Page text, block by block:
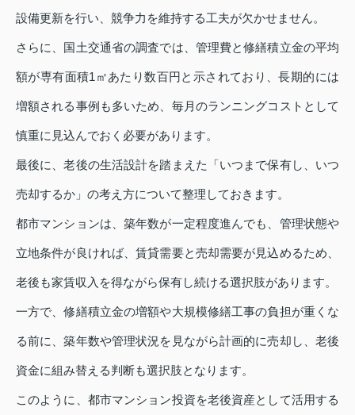
設備更新を行い、競争力を維持する工夫が欠かせません。
さらに、国土交通省の調査では、管理費と修繕積立金の平均
額が専有面積1㎡あたり数百円と示されており、長期的には
増額される事例も多いため、毎月のランニングコストとして
慎重に見込んでおく必要があります。
最後に、老後の生活設計を踏まえた「いつまで保有し、いつ
売却するか」の考え方について整理しておきます。
都市マンションは、築年数が一定程度進んでも、管理状態や
立地条件が良ければ、賃貸需要と売却需要が見込めるため、
老後も家賃収入を得ながら保有し続ける選択肢があります。
一方で、修繕積立金の増額や大規模修繕工事の負担が重くな
る前に、築年数や管理状況を見ながら計画的に売却し、老後
資金に組み替える判断も選択肢となります。
このように、都市マンション投資を老後資産として活用する